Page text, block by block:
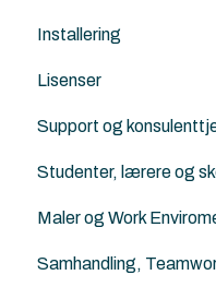
Installering
Archicad
Nordic Tools
ArchiFrame
Solibri
Architerra
Lisenser
Archicad
Archicad Cloud
ArchiFrame
Support og
Studenter, lærere og
Archicad BIM
Maler og Work
Maler
Samhandling,